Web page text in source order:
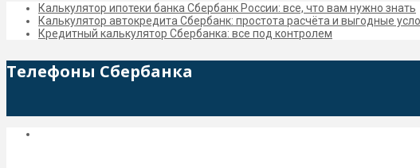
Калькулятор ипотеки банка Сбербанк России: все, что вам нужно знать
Калькулятор автокредита Сбербанк: простота расчёта и выгодные
Кредитный калькулятор Сбербанка: все под контролем
Телефоны Сбербанка